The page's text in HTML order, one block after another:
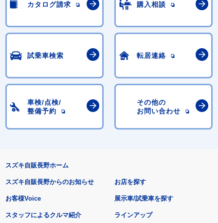
カタログ請求 購入相談
試乗車検索 転居連絡
車検/点検/
整備予約
その他の
お問い合わせ
スズキ自販長野ホーム
スズキ自販長野からのお知らせ
お客様Voice
スタッフによるクルマ紹介
お店を探す
展示車/試乗車を探す
ラインアップ